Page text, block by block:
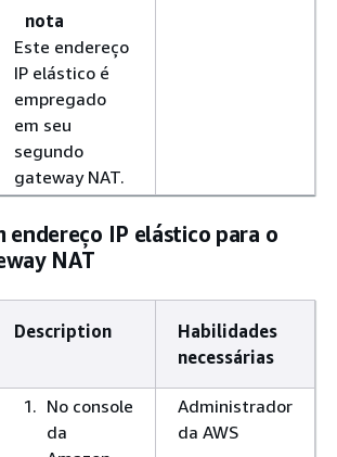
nota
Este endereço
IP elástico é
empregado
em seu
segundo
gateway NAT.
endereço IP elástico para o
NAT
Description
Habilidades
necessárias
No console
da
Administrador
da AWS